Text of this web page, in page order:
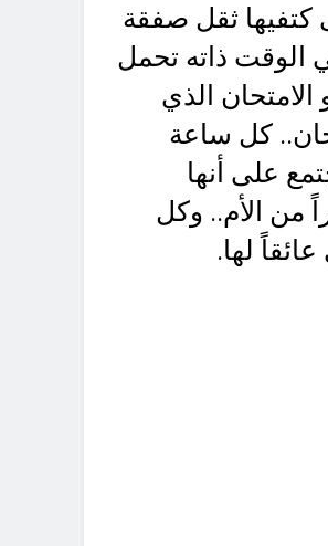
ثقل صفقة
الوقت ذاته تحمل
الذي
كل ساعة
على أنها
من الأم.. وكل
لها.